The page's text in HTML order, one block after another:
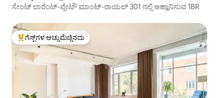
ಸೇಂಟ್ ಲಾರೆಂಟ್-ಪ್ಲೇಟೌ ಮಾಂಟ್-ರಾಯಲ್ 301 ನಲ್ಲಿ ಆಹ್ವಾನಿಸುವ 1BR
ಗೆಸ್ಟ್‌ಗಳಿಗೆ ಅತಿ ಹೆಚ್ಚು ಅಚ್ಚುಮೆಚ್ಚಿನದು
ಗೆಸ್ಟ್‌ಗಳ ಅಚ್ಚುಮೆಚ್ಚಿನದು